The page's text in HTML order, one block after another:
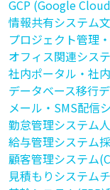
GCP (Google
情報共有システム
プロジェクト管理
オフィス関連シス
社内ポータル・社
データベース移行
メール・SMS配信
勤怠管理システム
給与管理システム
顧客管理システム
見積もりシステム